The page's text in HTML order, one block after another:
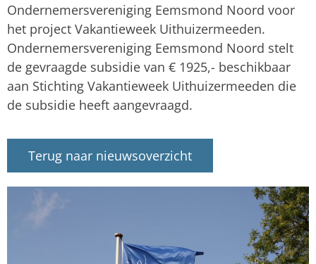
Ondernemersvereniging Eemsmond Noord voor
het project Vakantieweek Uithuizermeeden.
Ondernemersvereniging Eemsmond Noord stelt
de gevraagde subsidie van € 1925,- beschikbaar
aan Stichting Vakantieweek Uithuizermeeden die
de subsidie heeft aangevraagd.
Terug naar nieuwsoverzicht